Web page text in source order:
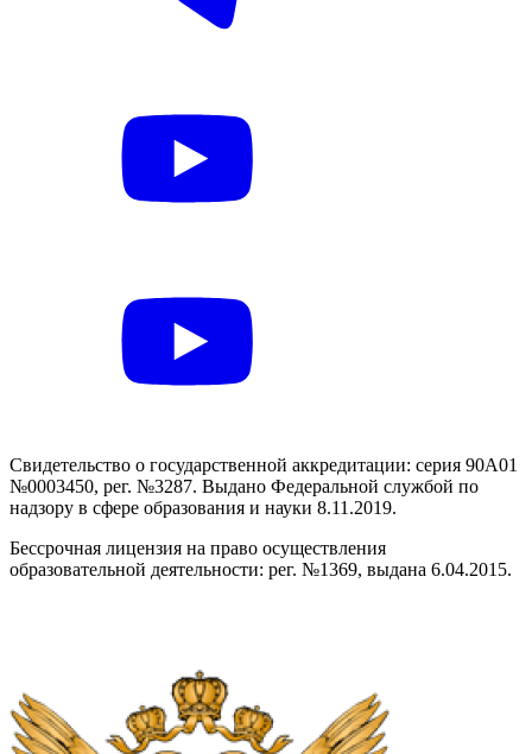
Свидетельство о государственной аккредитации: серия 90А01
№0003450, рег. №3287. Выдано Федеральной службой по
надзору в сфере образования и науки 8.11.2019.
Бессрочная лицензия на право осуществления
образовательной деятельности: рег. №1369, выдана 6.04.2015.